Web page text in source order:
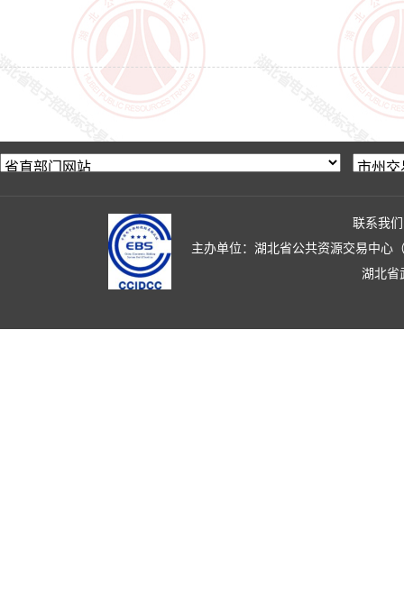
联系我们
主办单位：湖北省公共资源交易中心
湖北省